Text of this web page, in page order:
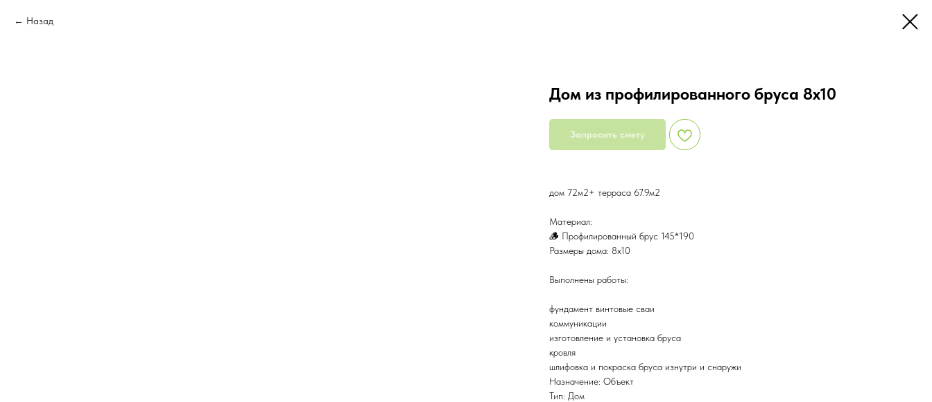
Назад
Дом из профилированного бруса 8х10
Запросить смету
дом 72м2+ терраса 67.9м2
Материал:
🪵 Профилированный брус 145*190
Размеры дома: 8х10
Выполнены работы:
фундамент винтовые сваи
коммуникации
изготовление и установка бруса
кровля
шлифовка и покраска бруса изнутри и снаружи
Назначение: Объект
Тип: Дом